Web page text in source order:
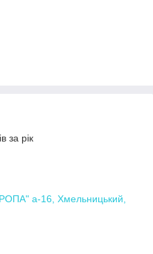
за рік
а-16, Хмельницький,